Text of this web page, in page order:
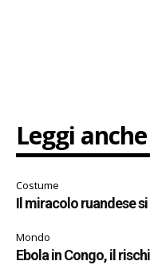
Leggi anche
Costume
Il miracolo ruandese
Mondo
Ebola in Congo, il